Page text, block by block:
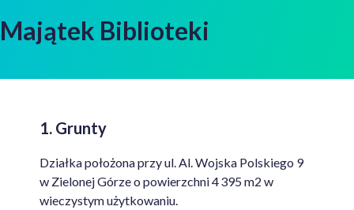
Majątek Biblioteki
1. Grunty
Działka położona przy ul. Al. Wojska Polskiego 9
w Zielonej Górze o powierzchni 4 395 m2 w
wieczystym użytkowaniu.